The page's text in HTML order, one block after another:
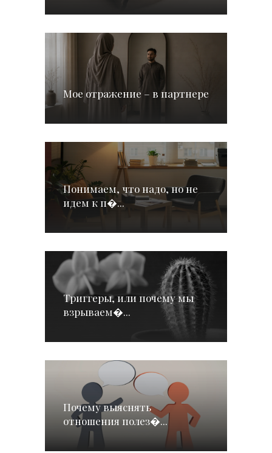
Мое отражение – в партнере
Понимаем, что надо, но не
идем к п�...
Триггеры, или почему мы
взрываем�...
Почему выяснять
отношения полез�...